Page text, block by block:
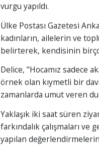
vurgu yapıldı.
Ülke Postası Gazetesi
kadınların, ailelerin ve
belirterek, kendisinin
Delice, "Hocamız sadece
örnek olan kıymetli bir
zamanlarda umut veren
Yaklaşık iki saat süren
farkındalık çalışmaları
yapılan